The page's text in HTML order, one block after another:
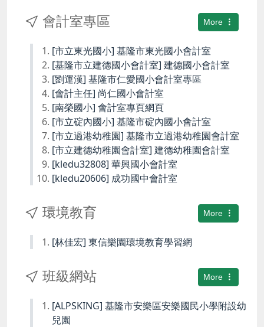
More
會計室專區
[市立東光國小] 基隆市東光國小會計室
[基隆市立建德國小會計室] 建德國小會計室
[劉運漢] 基隆市仁愛國小會計室專區
[會計主任] 尚仁國小會計室
[南榮國小] 會計室專頁網頁
[市立碇內國小] 基隆市碇內國小會計室
[市立過港幼稚園] 基隆市立過港幼稚園會計室
[市立建德幼稚園會計室] 建德幼稚園會計室
[kledu32808] 華興國小會計室
[kledu20606] 成功國中會計室
More
環境教育
[林佳宏] 東信樂園環境教育學習網
More
班級網站
[ALPSKING] 基隆市安樂區安樂國民小學附設幼
兒園